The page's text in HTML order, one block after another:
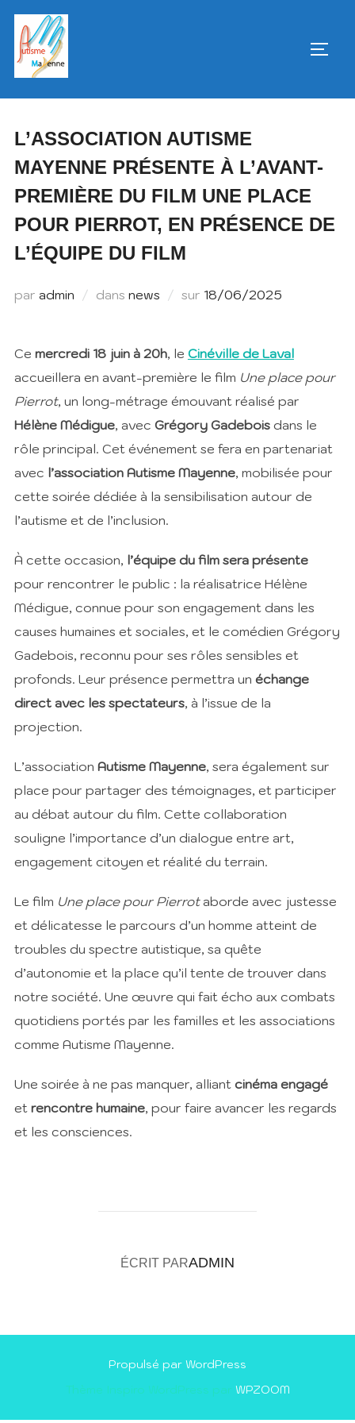
Aller
contenu
L’ASSOCIATION AUTISME
MAYENNE PRÉSENTE À L’AVANT-
PREMIÈRE DU FILM UNE PLACE
POUR PIERROT, EN PRÉSENCE DE
L’ÉQUIPE DU FILM
par admin dans news sur Publié
18/06/2025
Ce mercredi 18 juin à 20h, le Cinéville de Laval
accueillera en avant-première le film Une place pour
Pierrot, un long-métrage émouvant réalisé par
Hélène Médigue, avec Grégory Gadeboisdans le
rôle principal. Cet événement se fera en partenariat
avec l’association Autisme Mayenne, mobilisée pour
cette soirée dédiée à la sensibilisation autour de
l’autisme et de l’inclusion.
À cette occasion, l’équipe du film sera présente
pour rencontrer le public : la réalisatrice Hélène
Médigue, connue pour son engagement dans les
causes humaines et sociales, et le comédien Grégory
Gadebois, reconnu pour ses rôles sensibles et
profonds. Leur présence permettra un échange
direct avec les spectateurs, à l’issue de la
projection.
L’association Autisme Mayenne, sera également sur
place pour partager des témoignages, et participer
au débat autour du film. Cette collaboration
souligne l’importance d’un dialogue entre art,
engagement citoyen et réalité du terrain.
Le film Une place pour Pierrotaborde avec justesse
et délicatesse le parcours d’un homme atteint de
troubles du spectre autistique, sa quête
d’autonomie et la place qu’il tente de trouver dans
notre société. Une œuvre qui fait écho aux combats
quotidiens portés par les familles et les associations
comme Autisme Mayenne.
Une soirée à ne pas manquer, alliant cinéma engagé
et rencontre humaine, pour faire avancer les regards
et les consciences.
AUTEUR DE LA PUBLICATION
ÉCRIT PARADMIN
Propulsé par WordPress
Thème Inspiro WordPress par WPZOOM